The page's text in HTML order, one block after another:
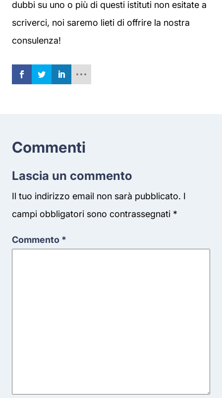
dubbi su uno o più di questi istituti non esitate a
scriverci, noi saremo lieti di offrire la nostra
consulenza!
Commenti
Lascia un commento
Il tuo indirizzo email non sarà pubblicato. I
campi obbligatori sono contrassegnati *
Commento *